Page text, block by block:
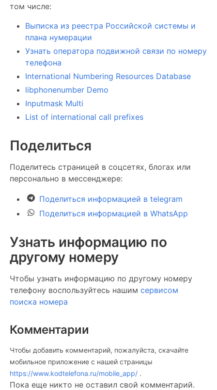
том числе:
Выписка из реестра Российской системы и
плана нумерации
Узнать оператора подвижной связи по номеру
телефона
International Numbering Resources Database
libphonenumber Demo
Inputmask Multi
List of international call prefixes
Поделиться
Поделитесь страницей в соцсетях, блогах или
персонально в мессенджере:
Поделиться информацией в telegram
Поделиться информацией в WhatsApp
Узнать информацию по
другому номеру
Чтобы узнать информацию по другому номеру
телефону воспользуйтесь нашим сервисом
поиска номера
Комментарии
Чтобы добавить комментарий, пожалуйста, скачайте
мобильное приложение c нашей страницы
https://www.kodtelefona.ru/mobile_app/ .
Пока еще никто не оставил свой комментарий.